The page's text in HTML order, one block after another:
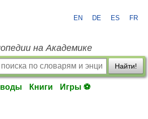
EN DE ES FR
на Академике
Найти!
Книги Игры ⚽